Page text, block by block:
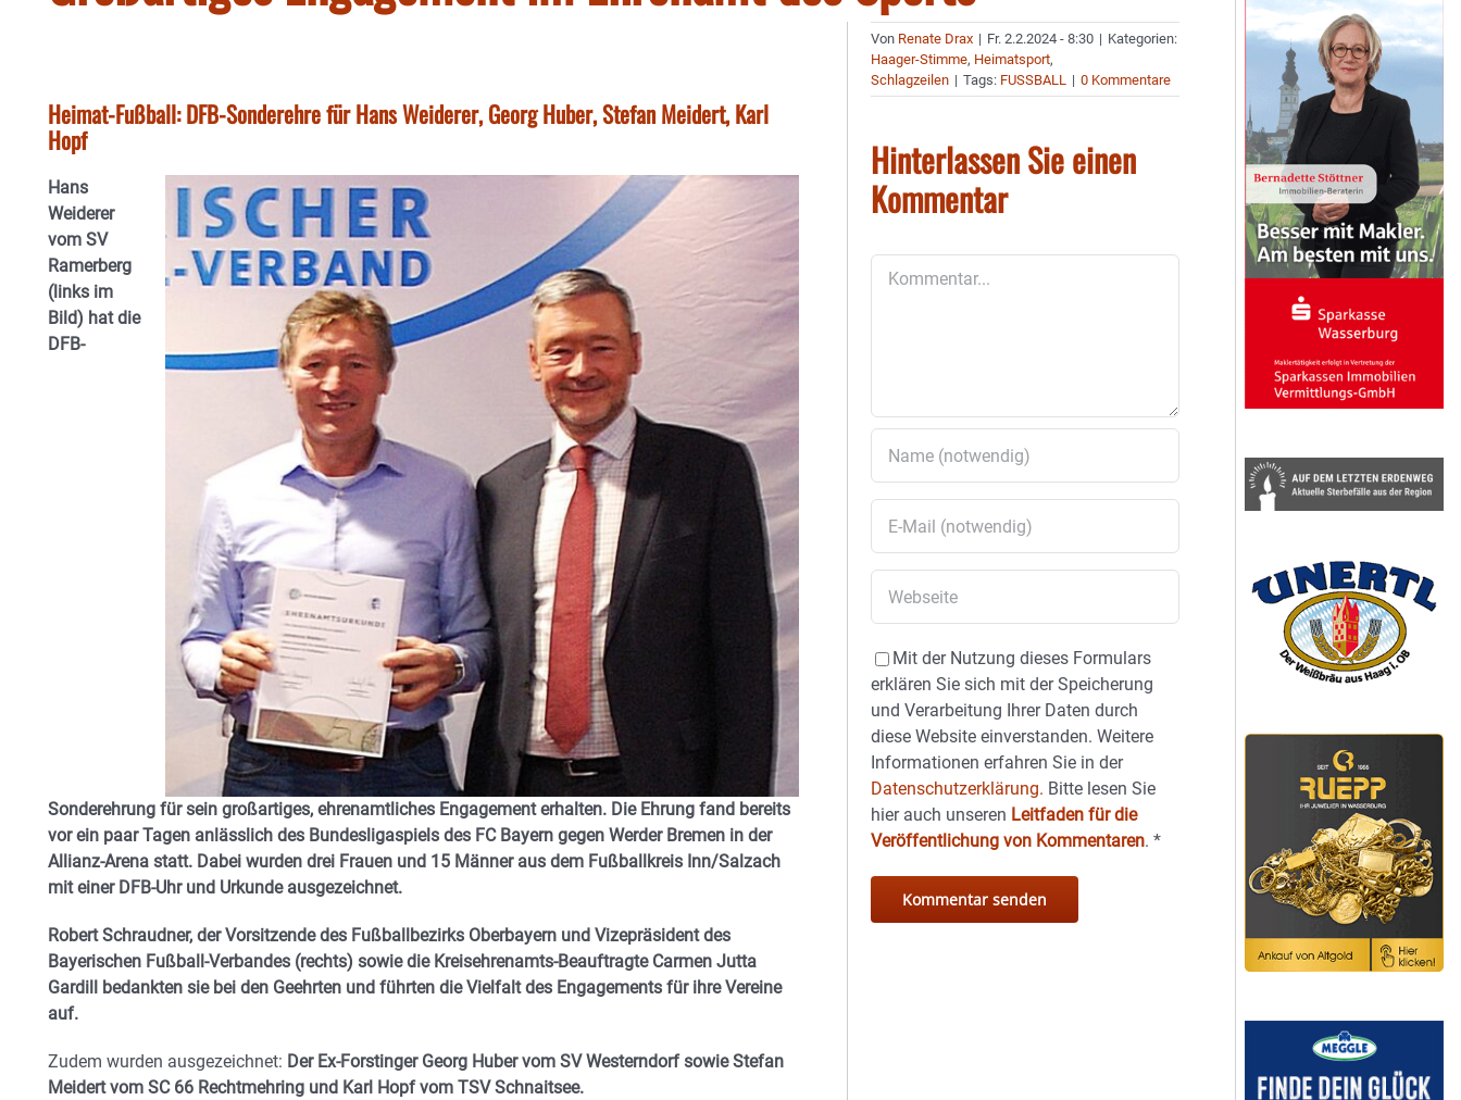
Heimat-Fußball: DFB-Sonderehre für Hans Weiderer, Georg Huber, Stefan Meidert, Karl
Hopf
Hans
Weiderer
vom SV
Ramerberg
(links im
Bild) hat die
DFB-
Sonderehrung für sein großartiges, ehrenamtliches Engagement erhalten. Die Ehrung fand bereits
vor ein paar Tagen anlässlich des Bundesligaspiels des FC Bayern gegen Werder Bremen in der
Allianz-Arena statt. Dabei wurden drei Frauen und 15 Männer aus dem Fußballkreis Inn/Salzach
mit einer DFB-Uhr und Urkunde ausgezeichnet.
Robert Schraudner, der Vorsitzende des Fußballbezirks Oberbayern und Vizepräsident des
Bayerischen Fußball-Verbandes (rechts) sowie die Kreisehrenamts-Beauftragte Carmen Jutta
Gardill bedankten sie bei den Geehrten und führten die Vielfalt des Engagements für ihre Vereine
auf.
Zudem wurden ausgezeichnet: Der Ex-Forstinger Georg Huber vom SV Westerndorf sowie Stefan
Meidert vom SC 66 Rechtmehring und Karl Hopf vom TSV Schnaitsee.
Von Renate Drax | Fr. 2.2.2024 - 8:30 | Kategorien:
Haager-Stimme, Heimatsport,
Schlagzeilen | Tags: FUSSBALL | 0 Kommentare
Hinterlassen Sie einen
Kommentar
Mit der Nutzung dieses Formulars
erklären Sie sich mit der Speicherung
und Verarbeitung Ihrer Daten durch
diese Website einverstanden. Weitere
Informationen erfahren Sie in der
Datenschutzerklärung. Bitte lesen Sie
hier auch unseren Leitfaden für die
Veröffentlichung von Kommentaren.*